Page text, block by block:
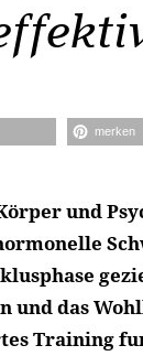
merken
und
und das
Training